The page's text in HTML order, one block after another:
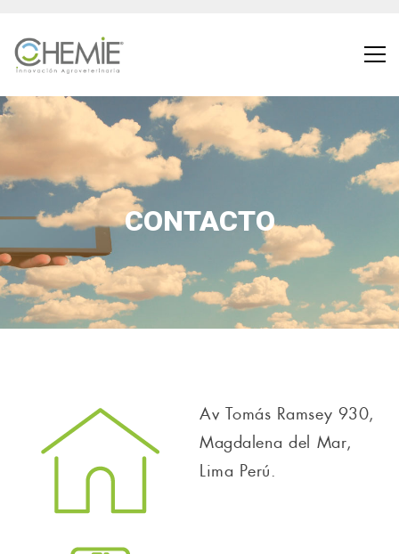
CONTACTO
Av Tomás Ramsey 930,
Magdalena del Mar,
Lima Perú.